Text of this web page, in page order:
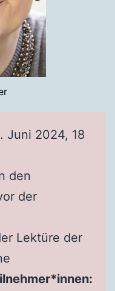
Juni 2024, 18
den
der
Lektüre der